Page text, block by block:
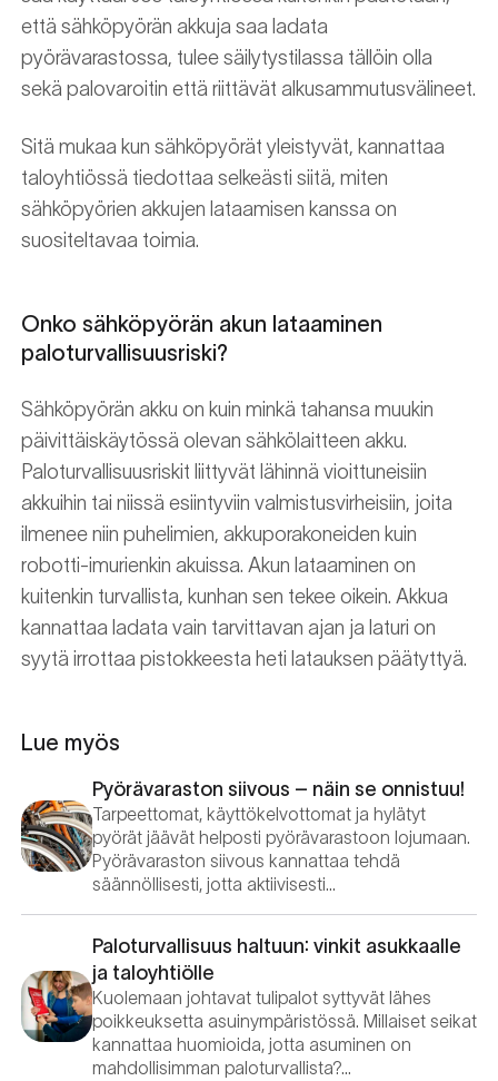
että sähköpyörän akkuja saa ladata
pyörävarastossa, tulee säilytystilassa tällöin olla
sekä palovaroitin että riittävät alkusammutusvälineet.
Sitä mukaa kun sähköpyörät yleistyvät, kannattaa
taloyhtiössä tiedottaa selkeästi siitä, miten
sähköpyörien akkujen lataamisen kanssa on
suositeltavaa toimia.
Onko sähköpyörän akun lataaminen
paloturvallisuusriski?
Sähköpyörän akku on kuin minkä tahansa muukin
päivittäiskäytössä olevan sähkölaitteen akku.
Paloturvallisuusriskit liittyvät lähinnä vioittuneisiin
akkuihin tai niissä esiintyviin valmistusvirheisiin, joita
ilmenee niin puhelimien, akkuporakoneiden kuin
robotti-imurienkin akuissa. Akun lataaminen on
kuitenkin turvallista, kunhan sen tekee oikein. Akkua
kannattaa ladata vain tarvittavan ajan ja laturi on
syytä irrottaa pistokkeesta heti latauksen päätyttyä.
Lue myös
Pyörävaraston siivous – näin se onnistuu!
Tarpeettomat, käyttökelvottomat ja hylätyt
pyörät jäävät helposti pyörävarastoon lojumaan.
Pyörävaraston siivous kannattaa tehdä
säännöllisesti, jotta aktiivisesti…
Paloturvallisuus haltuun: vinkit asukkaalle
ja taloyhtiölle
Kuolemaan johtavat tulipalot syttyvät lähes
poikkeuksetta asuinympäristössä. Millaiset seikat
kannattaa huomioida, jotta asuminen on
mahdollisimman paloturvallista?…